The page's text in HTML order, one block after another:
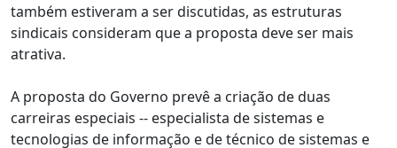
também estiveram a ser discutidas, as estruturas
sindicais consideram que a proposta deve ser mais
atrativa.
A proposta do Governo prevê a criação de duas
carreiras especiais -- especialista de sistemas e
tecnologias de informação e de técnico de sistemas e